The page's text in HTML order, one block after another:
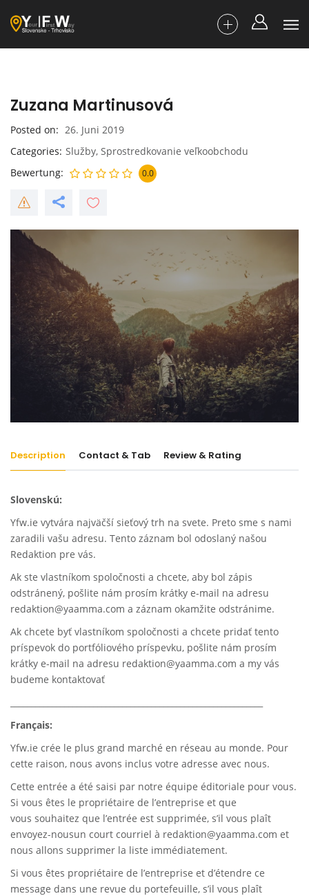
Zuzana Martinusová
Posted on
26. Juni 2019
Categories Služby, Sprostredkovanie veľkoobchodu
Bewertung
0.0
Description Contact & Tab Review & Rating
Slovenskú:
Yfw.ie vytvára najväčší sieťový trh na svete. Preto sme s nami
zaradili vašu adresu. Tento záznam bol odoslaný našou
Redaktion pre vás.
Ak ste vlastníkom spoločnosti a chcete, aby bol zápis
odstránený, pošlite nám prosím krátky e-mail na adresu
redaktion@yaamma.com a záznam okamžite odstránime.
Ak chcete byť vlastníkom spoločnosti a chcete pridať tento
príspevok do portfóliového príspevku, pošlite nám prosím
krátky e-mail na adresu redaktion@yaamma.com a my vás
budeme kontaktovať
Français:
Yfw.ie crée le plus grand marché en réseau au monde. Pour
cette raison, nous avons inclus votre adresse avec nous.
Cette entrée a été saisi par notre équipe éditoriale pour vous.
Si vous êtes le propriétaire de l’entreprise et que
vous souhaitez que l’entrée est supprimée, s’il vous plaît
envoyez-nousun court courriel à redaktion@yaamma.com et
nous allons supprimer la liste immédiatement.
Si vous êtes propriétaire de l’entreprise et d’étendre ce
message dans une revue du portefeuille, s’il vous plaît